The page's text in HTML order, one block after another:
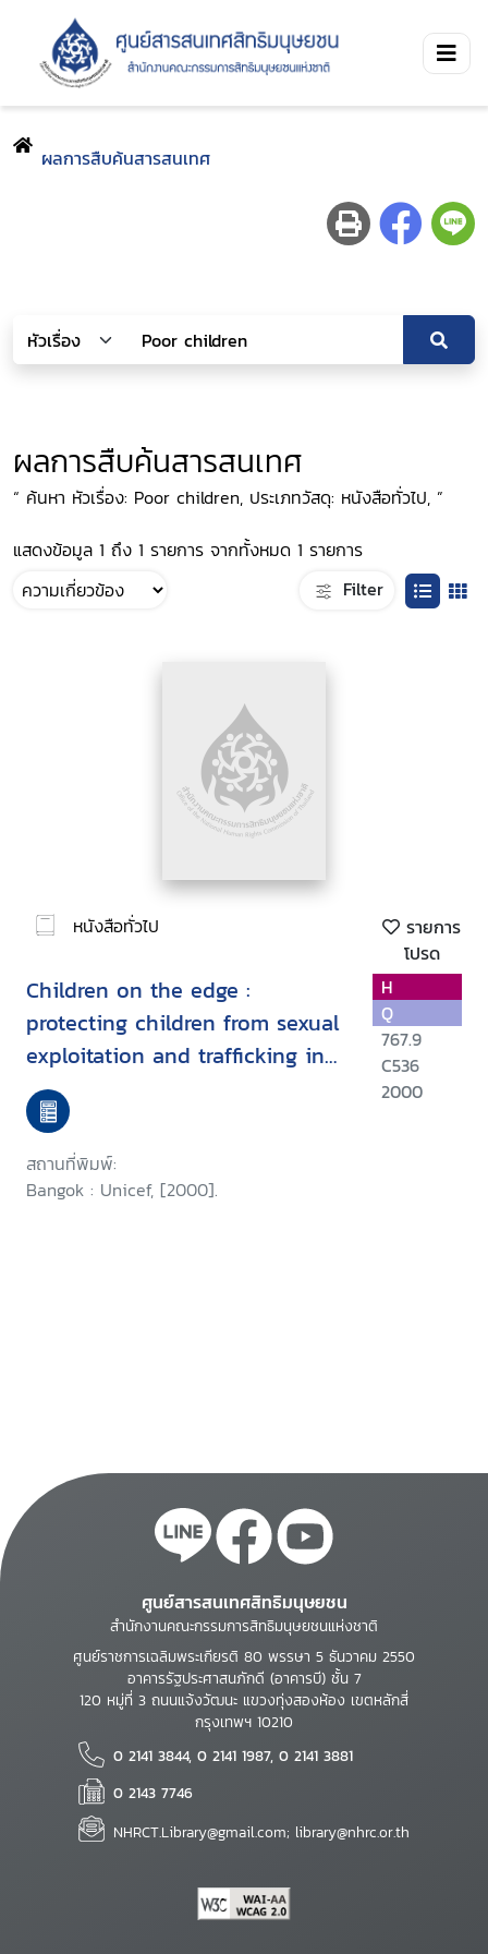
ผลการสืบค้นสารสนเทศ
ผลการสืบค้นสารสนเทศ
“ ค้นหา หัวเรื่อง: Poor children, ประเภทวัสดุ: หนังสือทั่วไป, ”
แสดงข้อมูล 1 ถึง 1 รายการ จากทั้งหมด 1 รายการ
Filter
หนังสือทั่วไป
รายการ
โปรด
Children on the edge :
protecting children from sexual
exploitation and trafficking in
East Asia and the Pacific
สถานที่พิมพ์:
Bangok : Unicef, [2000].
H
Q
767.9
C536
2000
ศูนย์สารสนเทศสิทธิมนุษยชน
สำนักงานคณะกรรมการสิทธิมนุษยชนแห่งชาติ
ศูนย์ราชการเฉลิมพระเกียรติ 80 พรรษา 5 ธันวาคม 2550
อาคารรัฐประศาสนภักดี (อาคารบี) ชั้น 7
120 หมู่ที่ 3 ถนนแจ้งวัฒนะ แขวงทุ่งสองห้อง เขตหลักสี่
กรุงเทพฯ 10210
0 2141 3844, 0 2141 1987, 0 2141 3881
0 2143 7746
NHRCT.Library@gmail.com; library@nhrc.or.th